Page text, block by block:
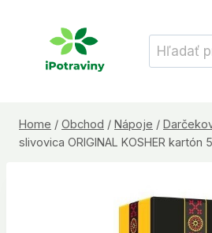
Hľadať:
Home / Obchod / Nápoje /
slivovica ORIGINAL KOSHER kartón